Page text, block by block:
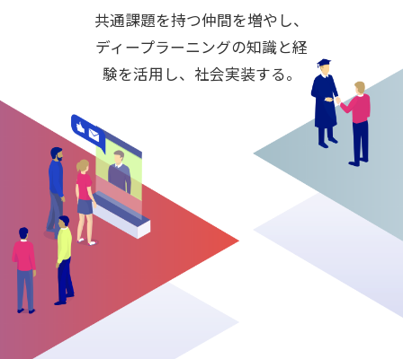
共通課題を持つ仲間を増やし、
ディープラーニングの知識と経
験を活用し、社会実装する。